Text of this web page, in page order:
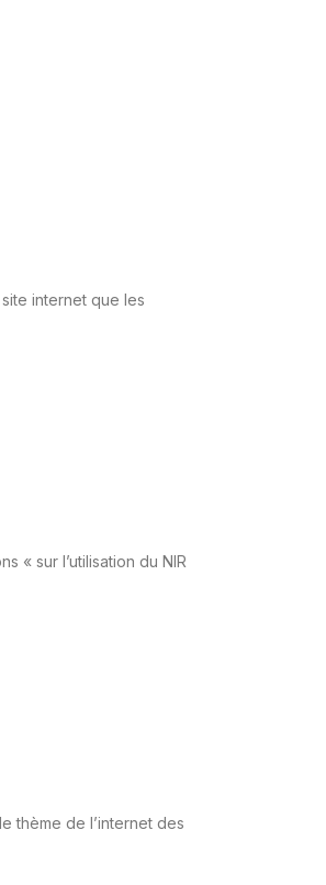
internet que les
« sur l’utilisation du NIR
thème de l’internet des